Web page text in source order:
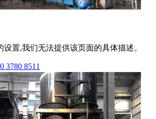
设置,我们无法提供该页面的具体描述。
3780 8511